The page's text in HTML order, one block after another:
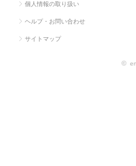
個人情報の取り扱い
ヘルプ・お問い合わせ
サイトマップ
©